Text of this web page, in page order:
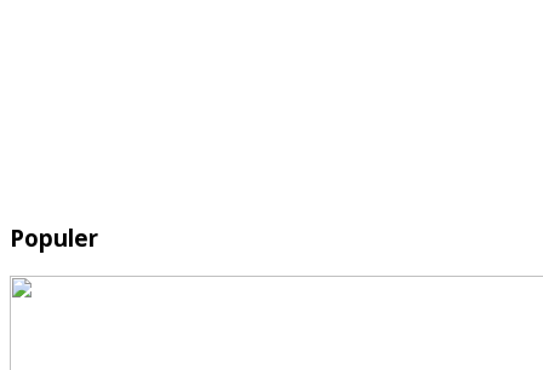
Populer